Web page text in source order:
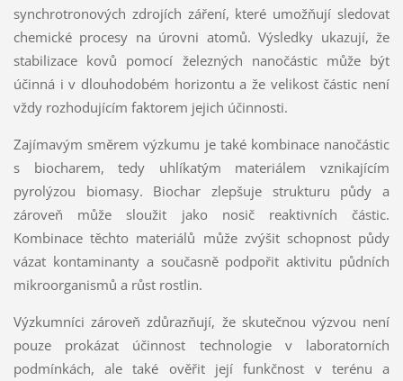
synchrotronových zdrojích záření, které umožňují sledovat
chemické procesy na úrovni atomů. Výsledky ukazují, že
stabilizace kovů pomocí železných nanočástic může být
účinná i v dlouhodobém horizontu a že velikost částic není
vždy rozhodujícím faktorem jejich účinnosti.
Zajímavým směrem výzkumu je také kombinace nanočástic
s biocharem, tedy uhlíkatým materiálem vznikajícím
pyrolýzou biomasy. Biochar zlepšuje strukturu půdy a
zároveň může sloužit jako nosič reaktivních částic.
Kombinace těchto materiálů může zvýšit schopnost půdy
vázat kontaminanty a současně podpořit aktivitu půdních
mikroorganismů a růst rostlin.
Výzkumníci zároveň zdůrazňují, že skutečnou výzvou není
pouze prokázat účinnost technologie v laboratorních
podmínkách, ale také ověřit její funkčnost v terénu a